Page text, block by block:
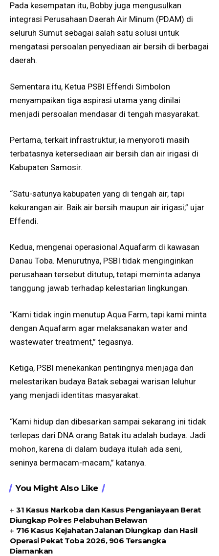
Pada kesempatan itu, Bobby juga mengusulkan
integrasi Perusahaan Daerah Air Minum (PDAM) di
seluruh Sumut sebagai salah satu solusi untuk
mengatasi persoalan penyediaan air bersih di berbagai
daerah.
Sementara itu, Ketua PSBI Effendi Simbolon
menyampaikan tiga aspirasi utama yang dinilai
menjadi persoalan mendasar di tengah masyarakat.
Pertama, terkait infrastruktur, ia menyoroti masih
terbatasnya ketersediaan air bersih dan air irigasi di
Kabupaten Samosir.
“Satu-satunya kabupaten yang di tengah air, tapi
kekurangan air. Baik air bersih maupun air irigasi,” ujar
Effendi.
Kedua, mengenai operasional Aquafarm di kawasan
Danau Toba. Menurutnya, PSBI tidak menginginkan
perusahaan tersebut ditutup, tetapi meminta adanya
tanggung jawab terhadap kelestarian lingkungan.
“Kami tidak ingin menutup Aqua Farm, tapi kami minta
dengan Aquafarm agar melaksanakan water and
wastewater treatment,” tegasnya.
Ketiga, PSBI menekankan pentingnya menjaga dan
melestarikan budaya Batak sebagai warisan leluhur
yang menjadi identitas masyarakat.
“Kami hidup dan dibesarkan sampai sekarang ini tidak
terlepas dari DNA orang Batak itu adalah budaya. Jadi
mohon, karena di dalam budaya itulah ada seni,
seninya bermacam-macam,” katanya.
You Might Also Like
31 Kasus Narkoba dan Kasus Penganiayaan Berat
Diungkap Polres Pelabuhan Belawan
716 Kasus Kejahatan Jalanan Diungkap dan Hasil
Operasi Pekat Toba 2026, 906 Tersangka
Diamankan